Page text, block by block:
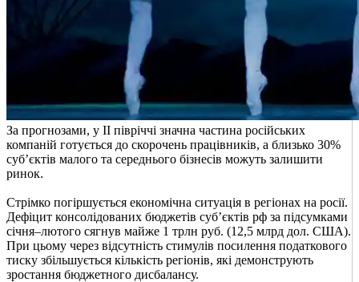
За прогнозами, у ІІ півріччі значна частина російських
компаній готується до скорочень працівників, а близько 30%
суб’єктів малого та середнього бізнесів можуть залишити
ринок.
Стрімко погіршується економічна ситуація в регіонах на росії.
Дефіцит консолідованих бюджетів суб’єктів рф за підсумками
січня–лютого сягнув майже 1 трлн руб. (12,5 млрд дол. США).
При цьому через відсутність стимулів посилення податкового
тиску збільшується кількість регіонів, які демонструють
зростання бюджетного дисбалансу.